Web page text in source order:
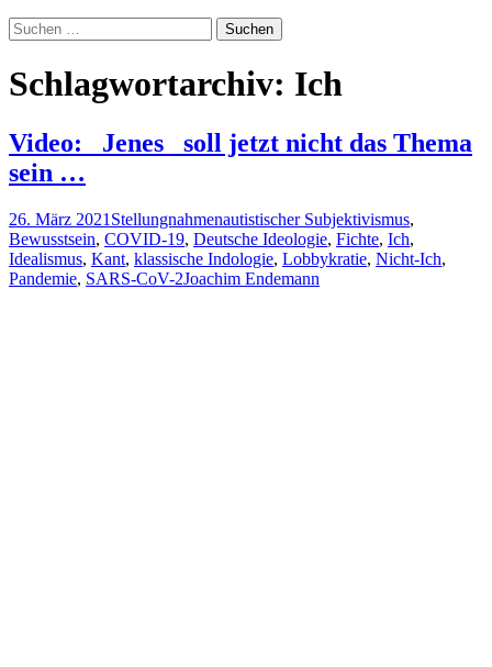
Suchen
nach:
Schlagwortarchiv: Ich
Video: _Jenes_ soll jetzt nicht das Thema
sein …
26. März 2021 Stellungnahmenautistischer Subjektivismus,
Bewusstsein, COVID-19, Deutsche Ideologie, Fichte, Ich,
Idealismus, Kant, klassische Indologie, Lobbykratie, Nicht-Ich,
Pandemie, SARS-CoV-2Joachim Endemann